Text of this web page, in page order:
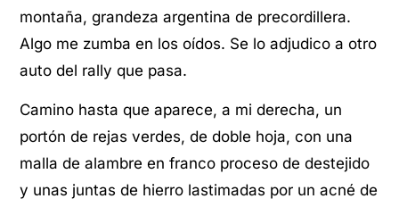
montaña, grandeza argentina de precordillera.
Algo me zumba en los oídos. Se lo adjudico a otro
auto del rally que pasa.
Camino hasta que aparece, a mi derecha, un
portón de rejas verdes, de doble hoja, con una
malla de alambre en franco proceso de destejido
y unas juntas de hierro lastimadas por un acné de